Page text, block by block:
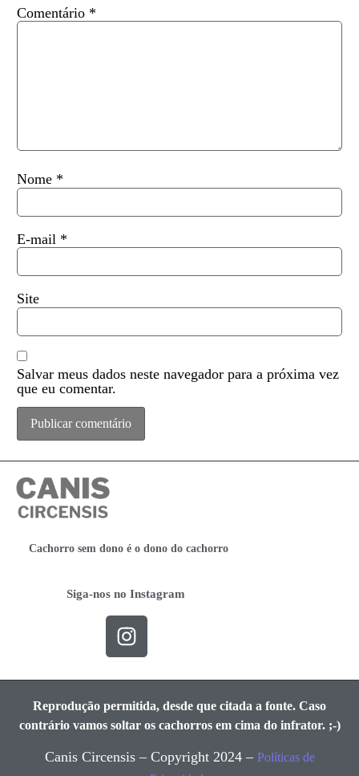
Comentário *
Nome *
E-mail *
Site
Salvar meus dados neste navegador para a próxima vez
que eu comentar.
Cachorro sem dono é o dono do cachorro
Siga-nos no Instagram
Reprodução permitida, desde que citada a fonte. Caso
contrário vamos soltar os cachorros em cima do infrator. ;-)
Canis Circensis – Copyright 2024 – Políticas de